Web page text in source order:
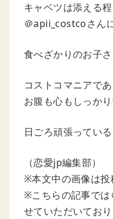
キャベツは添える
＠apii_costcoさん
食べざかりのお子
コストコマニアで
お腹も心もしっか
日ごろ頑張ってい
（恋愛jp編集部）
※本文中の画像は投
※こちらの記事で
せていただいており